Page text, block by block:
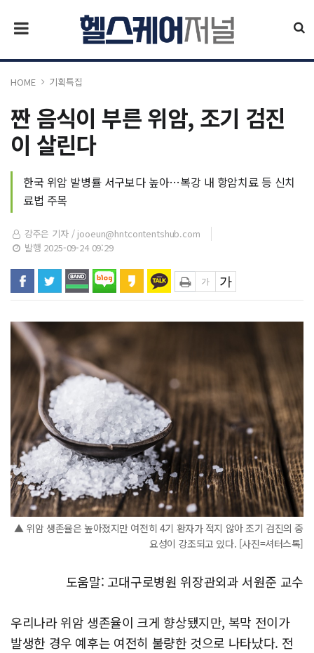
HOME 기획특집
짠 음식이 부른 위암, 조기 검진
이 살린다
한국 위암 발병률 서구보다 높아…복강 내 항암치료 등 신치
료법 주목
강주은 기자 / jooeun@hntcontentshub.com
발행 2025-09-24 09:29
▲ 위암 생존율은 높아졌지만 여전히 4기 환자가 적지 않아 조기 검진의 중
요성이 강조되고 있다. [사진=셔터스톡]
도움말: 고대구로병원 위장관외과 서원준 교수
우리나라 위암 생존율이 크게 향상됐지만, 복막 전이가
발생한 경우 예후는 여전히 불량한 것으로 나타났다. 전